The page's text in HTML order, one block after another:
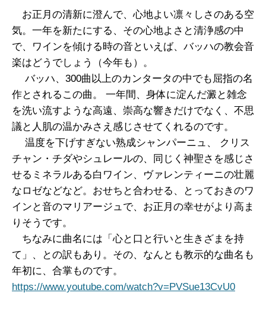
お正月の清新に澄んで、心地よい凛々しさのある空
気。一年を新たにする、その心地よさと清浄感の中
で、ワインを傾ける時の音といえば、バッハの教会音
楽はどうでしょう（今年も）。
バッハ、300曲以上のカンタータの中でも屈指の名
作とされるこの曲。 一年間、身体に淀んだ澱と雑念
を洗い流すような高遠、崇高な響きだけでなく、不思
議と人肌の温かみさえ感じさせてくれるのです。
温度を下げすぎない熟成シャンパーニュ、 クリス
チャン・チダやシュレールの、同じく神聖さを感じさ
せるミネラルある白ワイン、ヴァレンティーニの壮麗
なロゼなどなど。おせちと合わせる、とっておきのワ
インと音のマリアージュで、お正月の幸せがより高ま
りそうです。
ちなみに曲名には「心と口と行いと生きざまを持
て」、との訳もあり。その、なんとも教示的な曲名も
年初に、合掌ものです。
https://www.youtube.com/watch?v=PVSue13CvU0